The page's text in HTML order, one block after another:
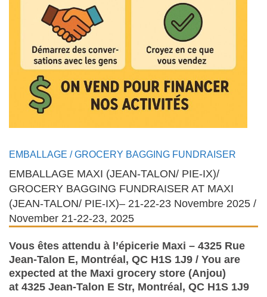
EMBALLAGE / GROCERY BAGGING FUNDRAISER
EMBALLAGE MAXI (JEAN-TALON/ PIE-IX)/
GROCERY BAGGING FUNDRAISER AT MAXI
(JEAN-TALON/ PIE-IX)– 21-22-23 Novembre 2025 /
November 21-22-23, 2025
Vous êtes attendu à l’épicerie Maxi – 4325 Rue
Jean-Talon E, Montréal, QC H1S 1J9 / You are
expected at the Maxi grocery store (Anjou)
at 4325 Jean-Talon E Str, Montréal, QC H1S 1J9